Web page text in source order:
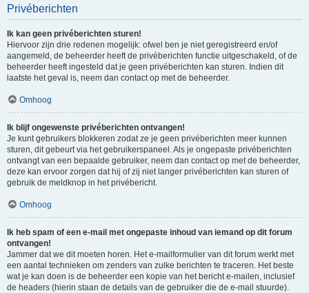
Privéberichten
Ik kan geen privéberichten sturen!
Hiervoor zijn drie redenen mogelijk: ofwel ben je niet geregistreerd en/of
aangemeld, de beheerder heeft de privéberichten functie uitgeschakeld, of de
beheerder heeft ingesteld dat je geen privéberichten kan sturen. Indien dit
laatste het geval is, neem dan contact op met de beheerder.
Omhoog
Ik blijf ongewenste privéberichten ontvangen!
Je kunt gebruikers blokkeren zodat ze je geen privéberichten meer kunnen
sturen, dit gebeurt via het gebruikerspaneel. Als je ongepaste privéberichten
ontvangt van een bepaalde gebruiker, neem dan contact op met de beheerder,
deze kan ervoor zorgen dat hij of zij niet langer privéberichten kan sturen of
gebruik de meldknop in het privébericht.
Omhoog
Ik heb spam of een e-mail met ongepaste inhoud van iemand op dit forum
ontvangen!
Jammer dat we dit moeten horen. Het e-mailformulier van dit forum werkt met
een aantal technieken om zenders van zulke berichten te traceren. Het beste
wat je kan doen is de beheerder een kopie van het bericht e-mailen, inclusief
de headers (hierin staan de details van de gebruiker die de e-mail stuurde).